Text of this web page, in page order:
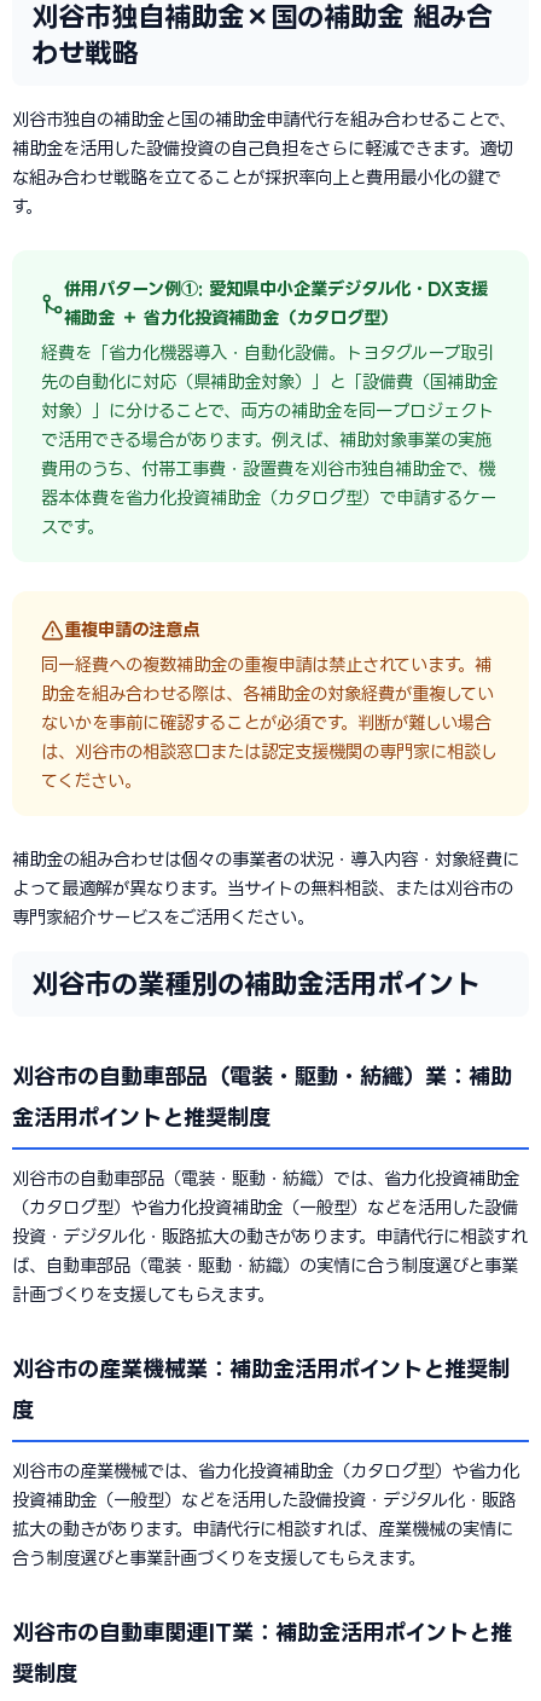
刈谷市独自補助金×国の補助金 組み合
わせ戦略
刈谷市独自の補助金と国の補助金申請代行を組み合わせることで、
補助金を活用した設備投資の自己負担をさらに軽減できます。適切
な組み合わせ戦略を立てることが採択率向上と費用最小化の鍵で
す。
併用パターン例①: 愛知県中小企業デジタル化・DX支援
補助金 ＋ 省力化投資補助金（カタログ型）
経費を「省力化機器導入・自動化設備。トヨタグループ取引
先の自動化に対応（県補助金対象）」と「設備費（国補助金
対象）」に分けることで、両方の補助金を同一プロジェクト
で活用できる場合があります。例えば、補助対象事業の実施
費用のうち、付帯工事費・設置費を刈谷市独自補助金で、機
器本体費を省力化投資補助金（カタログ型）で申請するケー
スです。
重複申請の注意点
同一経費への複数補助金の重複申請は禁止されています。補
助金を組み合わせる際は、各補助金の対象経費が重複してい
ないかを事前に確認することが必須です。判断が難しい場合
は、刈谷市の相談窓口または認定支援機関の専門家に相談し
てください。
補助金の組み合わせは個々の事業者の状況・導入内容・対象経費に
よって最適解が異なります。当サイトの無料相談、または刈谷市の
専門家紹介サービスをご活用ください。
刈谷市の業種別の補助金活用ポイント
刈谷市の自動車部品（電装・駆動・紡織）業：補助
金活用ポイントと推奨制度
刈谷市の自動車部品（電装・駆動・紡織）では、省力化投資補助金
（カタログ型）や省力化投資補助金（一般型）などを活用した設備
投資・デジタル化・販路拡大の動きがあります。申請代行に相談すれ
ば、自動車部品（電装・駆動・紡織）の実情に合う制度選びと事業
計画づくりを支援してもらえます。
刈谷市の産業機械業：補助金活用ポイントと推奨制
度
刈谷市の産業機械では、省力化投資補助金（カタログ型）や省力化
投資補助金（一般型）などを活用した設備投資・デジタル化・販路
拡大の動きがあります。申請代行に相談すれば、産業機械の実情に
合う制度選びと事業計画づくりを支援してもらえます。
刈谷市の自動車関連IT業：補助金活用ポイントと推
奨制度